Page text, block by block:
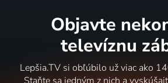
Objavte
televíznu
Lepšia.TV si obľúbilo už viac ako